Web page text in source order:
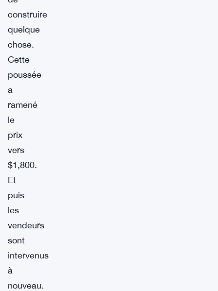
construire
quelque
chose.
Cette
poussée
a
ramené
le
prix
vers
$1,800.
Et
puis
les
vendeurs
sont
intervenus
à
nouveau.